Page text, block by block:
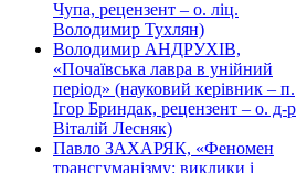
Чупа, рецензент – о. ліц.
Володимир Тухлян)
Володимир АНДРУХІВ,
«Почаївська лавра в унійний
період» (науковий керівник – п.
Ігор Бриндак, рецензент – о. д-р
Віталій Лесняк)
Павло ЗАХАРЯК, «Феномен
трансгуманізму: виклики і